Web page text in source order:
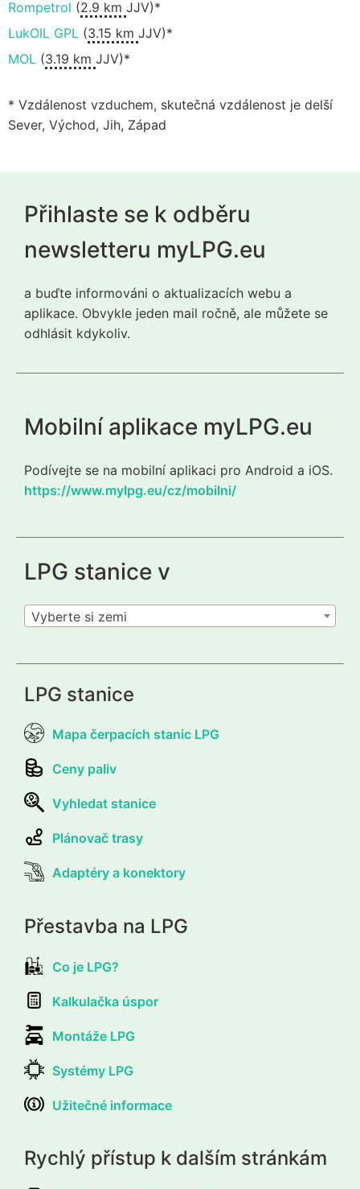
Rompetrol (2.9 km JJV)*
LukOIL GPL (3.15 km JJV)*
MOL (3.19 km JJV)*
* Vzdálenost vzduchem, skutečná vzdálenost je delší
Sever, Východ, Jih, Západ
Přihlaste se k odběru
newsletteru myLPG.eu
a buďte informováni o aktualizacích webu a
aplikace. Obvykle jeden mail ročně, ale můžete se
odhlásit kdykoliv.
Mobilní aplikace myLPG.eu
Podívejte se na mobilní aplikaci pro Android a iOS.
https://www.mylpg.eu/cz/mobilni/
LPG stanice v
Vyberte si zemi
LPG stanice
Mapa čerpacích stanic LPG
Ceny paliv
Vyhledat stanice
Plánovač trasy
Adaptéry a konektory
Přestavba na LPG
Co je LPG?
Kalkulačka úspor
Montáže LPG
Systémy LPG
Užitečné informace
Rychlý přístup k dalším stránkám